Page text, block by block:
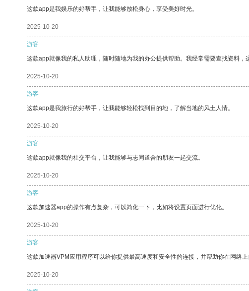
这款app是我娱乐的好帮手，让我能够放松身心，享受美好时光。
2025-10-20
游客
这款app就像我的私人助理，随时随地为我的办公提供帮助。我经常需要查找资料，
2025-10-20
游客
这款app是我旅行的好帮手，让我能够轻松找到目的地，了解当地的风土人情。
2025-10-20
游客
这款app就像我的社交平台，让我能够与志同道合的朋友一起交流。
2025-10-20
游客
这款加速器app的操作有点复杂，可以简化一下，比如将设置页面进行优化。
2025-10-20
游客
这款加速器VPM应用程序可以给你提供最高速度和安全性的连接，并帮助你在网络上
2025-10-20